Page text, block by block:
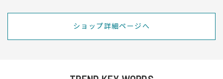
ショップ詳細ページへ